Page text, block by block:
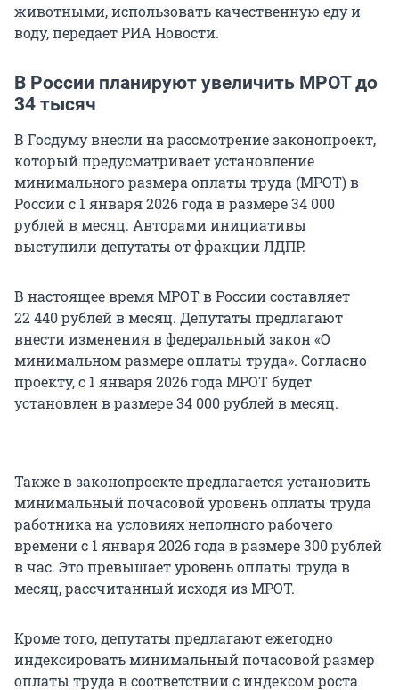
животными, использовать качественную еду и
воду, передает РИА Новости.
В России планируют увеличить МРОТ до
34 тысяч
В Госдуму внесли на рассмотрение законопроект,
который предусматривает установление
минимального размера оплаты труда (МРОТ) в
России с 1 января 2026 года в размере 34 000
рублей в месяц. Авторами инициативы
выступили депутаты от фракции ЛДПР.
В настоящее время МРОТ в России составляет
22 440 рублей в месяц. Депутаты предлагают
внести изменения в федеральный закон «О
минимальном размере оплаты труда». Согласно
проекту, с 1 января 2026 года МРОТ будет
установлен в размере 34 000 рублей в месяц.
Также в законопроекте предлагается установить
минимальный почасовой уровень оплаты труда
работника на условиях неполного рабочего
времени с 1 января 2026 года в размере 300 рублей
в час. Это превышает уровень оплаты труда в
месяц, рассчитанный исходя из МРОТ.
Кроме того, депутаты предлагают ежегодно
индексировать минимальный почасовой размер
оплаты труда в соответствии с индексом роста